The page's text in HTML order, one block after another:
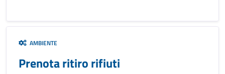
AMBIENTE
Prenota ritiro rifiuti